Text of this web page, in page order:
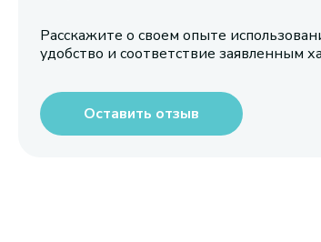
Расскажите о своем опыте
удобство и соответствие заявленным
Оставить отзыв